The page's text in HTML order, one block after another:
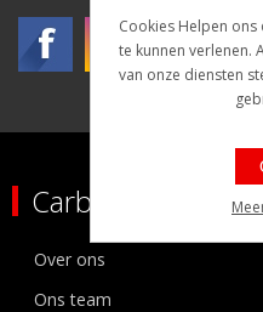
Carbonbike
Over ons
Ons team
Cookies Helpen
te kunnen verlenen.
van onze diensten